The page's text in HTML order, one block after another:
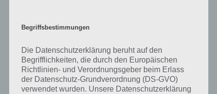
aufstellen musst. Auch hier
das Spiel leicht zu erlernen,
aber schwierig zu meistern. Die Kegel sind dabei unterschiedlich in
ihrer Höhe und stehen unterschiedlich weit auseinander.
Begriffsbestimmungen
Die Datenschutzerklärung beruht auf den
Begrifflichkeiten, die durch den Europäischen
Richtlinien- und Verordnungsgeber beim Erlass
der Datenschutz-Grundverordnung (DS-GVO)
verwendet wurden. Unsere Datenschutzerklärung